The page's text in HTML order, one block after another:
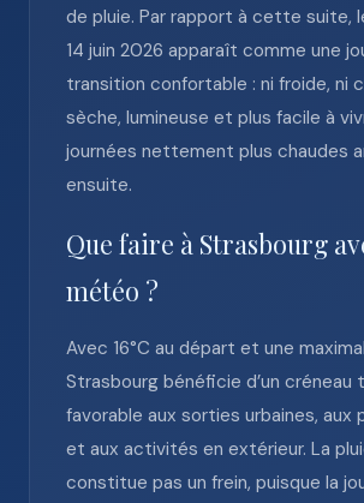
de pluie. Par rapport à cette suite,
14 juin 2026 apparaît comme une
transition confortable : ni froide, ni
sèche, lumineuse et plus facile à
journées nettement plus chaudes
ensuite.
Que faire à Strasbourg
météo ?
Avec 16°C au départ et une
Strasbourg bénéficie d’un créneau
favorable aux sorties urbaines, aux
et aux activités en extérieur. La
constitue pas un frein, puisque la